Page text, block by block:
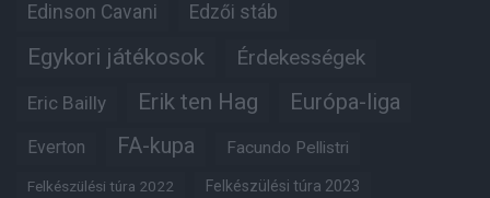
Edinson Cavani Edzői stáb
Egykori játékosok Érdekességek
Eric Bailly Erik ten Hag Európa-liga
Everton FA-kupa Facundo Pellistri
Felkészülési túra 2022 Felkészülési túra 2023